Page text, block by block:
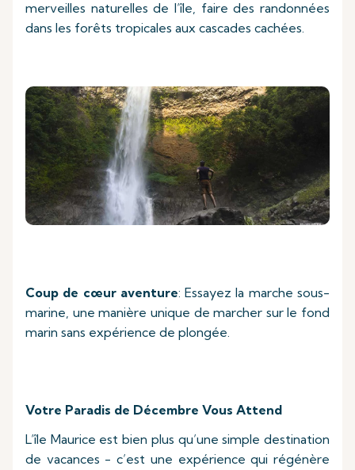
merveilles naturelles de l’île, faire des randonnées
dans les forêts tropicales aux cascades cachées.
Coup de cœur aventure: Essayez la marche sous-
marine, une manière unique de marcher sur le fond
marin sans expérience de plongée.
Votre Paradis de Décembre Vous Attend
L’île Maurice est bien plus qu’une simple destination
de vacances - c’est une expérience qui régénère